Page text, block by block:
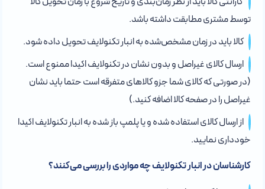
توسط مشتری مطابقت داشته باشد.
کالا باید در زمان مشخص‌شده به انبار تکنولایف تحویل داده شود.
ارسال کالای غیراصل و بدون نشان در تکنولایف اکیدا ممنوع است.
(در صورتی که کالای شما جزو کالاهای متفرقه است حتما باید نشان
غیراصل را در صفحه کالا اضافه کنید.)
از ارسال کالای استفاده شده و یا پلمپ باز شده به انبار تکنولایف اکیدا
خودداری نمایید.
کارشناسان در انبار تکنولایف چه مواردی را بررسی می‌کنند؟